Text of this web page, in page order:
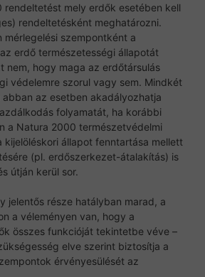
rendeltetést mely erdők esetében kell
rendeltetésként meghatározni.
mérlegelési szempontként a
erdő természetességi állapotát
nem, hogy maga az erdőtársulás
védelemre szorul vagy sem. Mindkét
az esetben akadályozhatja
folyamatát, ha korábbi
a Natura 2000 természetvédelmi
kijelöléskori állapot fenntartása mellett
(pl. erdőszerkezet-átalakítás) is
útján kerül sor.
jelentős része hatályban marad, a
a véleményen van, hogy a
összes funkcióját tekintetbe véve –
elve szerint biztosítja a
érvényesülését az